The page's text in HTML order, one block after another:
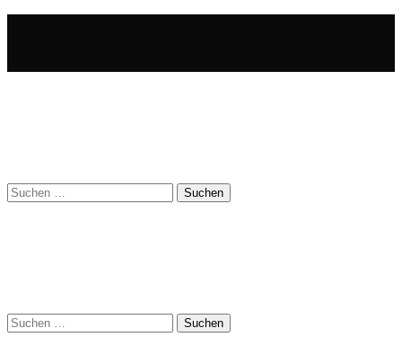
Suchen
nach:
Suchen
nach: